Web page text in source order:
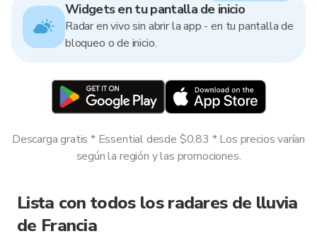
Widgets en tu pantalla de inicio
Radar en vivo sin abrir la app - en tu pantalla de
bloqueo o de inicio.
Descarga gratis * Essential desde $0.83 * Los precios varían
según la región y las promociones.
Lista con todos los radares de lluvia
de Francia